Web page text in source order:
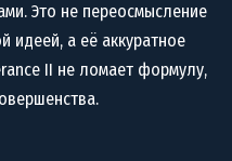
Это не переосмысление
идеей, а её аккуратное
II не ломает формулу,